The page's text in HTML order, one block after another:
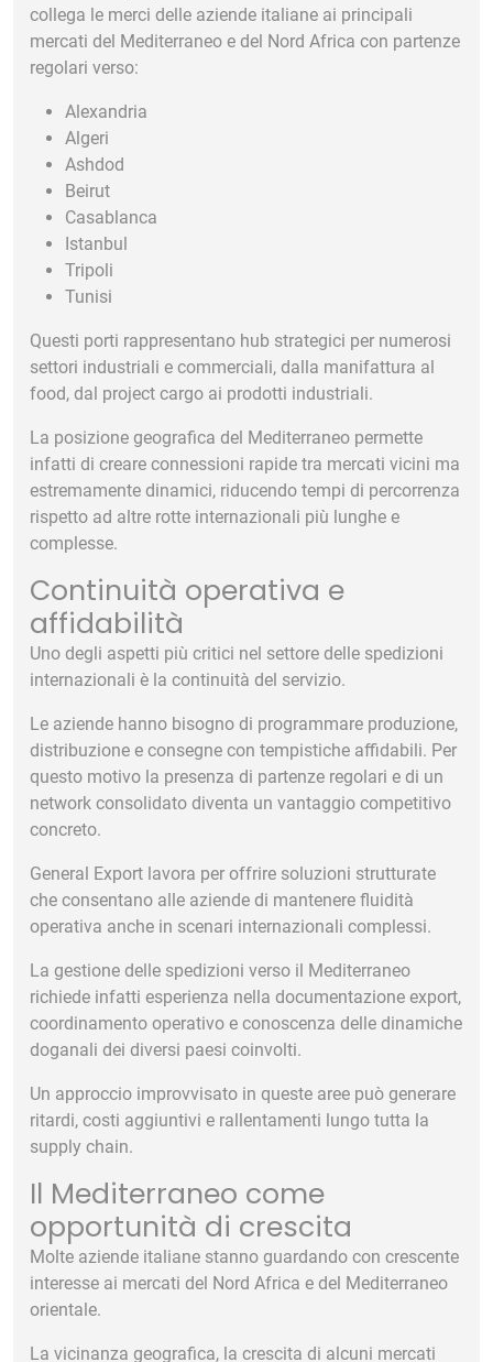
collega le merci delle aziende italiane ai principali
mercati del Mediterraneo e del Nord Africa con partenze
regolari verso:
Alexandria
Algeri
Ashdod
Beirut
Casablanca
Istanbul
Tripoli
Tunisi
Questi porti rappresentano hub strategici per numerosi
settori industriali e commerciali, dalla manifattura al
food, dal project cargo ai prodotti industriali.
La posizione geografica del Mediterraneo permette
infatti di creare connessioni rapide tra mercati vicini ma
estremamente dinamici, riducendo tempi di percorrenza
rispetto ad altre rotte internazionali più lunghe e
complesse.
Continuità operativa e
affidabilità
Uno degli aspetti più critici nel settore delle spedizioni
internazionali è la continuità del servizio.
Le aziende hanno bisogno di programmare produzione,
distribuzione e consegne con tempistiche affidabili. Per
questo motivo la presenza di partenze regolari e di un
network consolidato diventa un vantaggio competitivo
concreto.
General Export lavora per offrire soluzioni strutturate
che consentano alle aziende di mantenere fluidità
operativa anche in scenari internazionali complessi.
La gestione delle spedizioni verso il Mediterraneo
richiede infatti esperienza nella documentazione export,
coordinamento operativo e conoscenza delle dinamiche
doganali dei diversi paesi coinvolti.
Un approccio improvvisato in queste aree può generare
ritardi, costi aggiuntivi e rallentamenti lungo tutta la
supply chain.
Il Mediterraneo come
opportunità di crescita
Molte aziende italiane stanno guardando con crescente
interesse ai mercati del Nord Africa e del Mediterraneo
orientale.
La vicinanza geografica, la crescita di alcuni mercati